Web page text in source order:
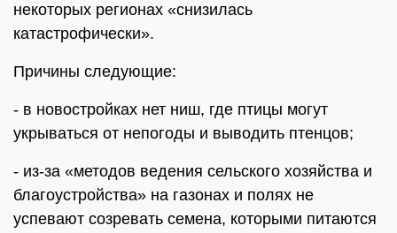
некоторых регионах «снизилась
катастрофически».
Причины следующие:
- в новостройках нет ниш, где птицы могут
укрываться от непогоды и выводить птенцов;
- из-за «методов ведения сельского хозяйства и
благоустройства» на газонах и полях не
успевают созревать семена, которыми питаются